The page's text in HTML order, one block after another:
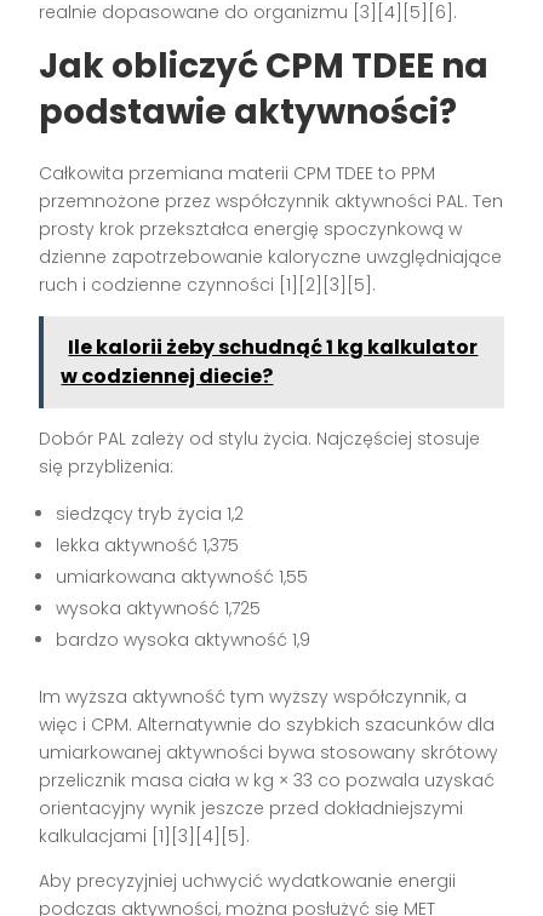
realnie dopasowane do organizmu [3][4][5][6].
Jak obliczyć CPM TDEE na
podstawie aktywności?
Całkowita przemiana materii CPM TDEE to PPM
przemnożone przez współczynnik aktywności PAL. Ten
prosty krok przekształca energię spoczynkową w
dzienne zapotrzebowanie kaloryczne uwzględniające
ruch i codzienne czynności [1][2][3][5].
Ile kalorii żeby schudnąć 1 kg kalkulator
w codziennej diecie?
Dobór PAL zależy od stylu życia. Najczęściej stosuje
się przybliżenia:
siedzący tryb życia 1,2
lekka aktywność 1,375
umiarkowana aktywność 1,55
wysoka aktywność 1,725
bardzo wysoka aktywność 1,9
Im wyższa aktywność tym wyższy współczynnik, a
więc i CPM. Alternatywnie do szybkich szacunków dla
umiarkowanej aktywności bywa stosowany skrótowy
przelicznik masa ciała w kg × 33 co pozwala uzyskać
orientacyjny wynik jeszcze przed dokładniejszymi
kalkulacjami [1][3][4][5].
Aby precyzyjniej uchwycić wydatkowanie energii
podczas aktywności, można posłużyć się MET